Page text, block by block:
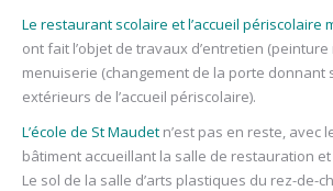
Le restaurant scolaire et l’accueil périscolaire
ont fait l’objet de travaux d’entretien
menuiserie (changement de la porte donnant
extérieurs de l’accueil périscolaire).
L’école de St Maudet n’est pas en reste, avec
bâtiment accueillant la salle de restauration
Le sol de la salle d’arts plastiques du rez-de-